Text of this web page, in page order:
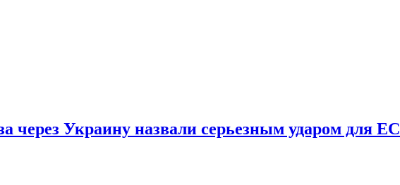
через Украину назвали серьезным ударом для ЕС